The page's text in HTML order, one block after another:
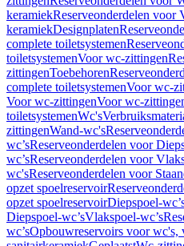
keramiekReserveonderdelen voor
keramiekDesignplaten
complete toiletsystemen
toiletsystemenVoor wc-zittingen
zittingenToebehoren
complete toiletsystemenVoor wc-
Voor wc-zittingenVoor wc-
toiletsystemenWc's
zittingenWand-wc's
wc’sReserveonderdelen voor
wc’sReserveonderdelen voor
wc'sReserveonderdelen voor
opzet spoelreservoir
opzet spoelreservoirDiepspoel-
Diepspoel-wc’sVlakspoel-wc’s
wc’sOpbouwreservoirs voor wc's,